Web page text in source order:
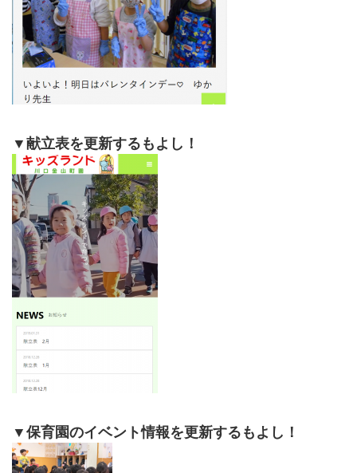
▼献立表を更新するもよし！
▼保育園のイベント情報を更新するもよし！